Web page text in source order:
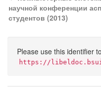
научной конференции
студентов (2013)
Please use this identifier
https://